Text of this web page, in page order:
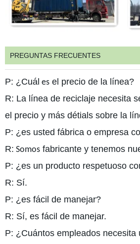
PREGUNTAS FRECUENTES
P: ¿Cuál esel precio de la línea?
R: La línea de reciclaje necesita
el precio y más détials sobre la
P: ¿es usted fábrica o empresa
R: Somosfabricante y tenemos
P: ¿es un producto respetuoso
R: Sí.
P: ¿es fácil de manejar?
R: Sí, es fácil de manejar.
P: ¿Cuántos empleados